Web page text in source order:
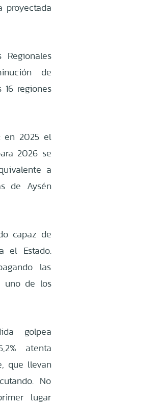
proyectada
de
regiones
en 2025 el
2026 se
a
de Aysén
capaz de
el Estado.
las
uno de los
golpea
atenta
que llevan
No
lugar